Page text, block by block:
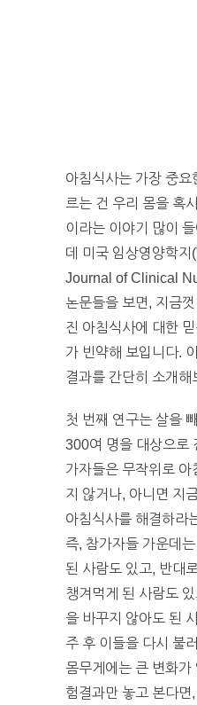
아침식사는 가장 중요
르는 건 우리 몸을 혹
이라는 이야기 많이
데 미국 임상영양학
Journal of Clinical
논문들을 보면, 지금
진 아침식사에 대한
가 빈약해 보입니다.
결과를 간단히 소개해
첫 번째 연구는 살을
300여 명을 대상으로
가자들은 무작위로 아
지 않거나, 아니면 지
아침식사를 해결하라
즉, 참가자들 가운데
된 사람도 있고, 반대
챙겨먹게 된 사람도
을 바꾸지 않아도 된
주 후 이들을 다시 불
몸무게에는 큰 변화가
험결과만 놓고 본다